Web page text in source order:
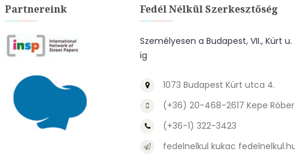
Partnereink Fedél Nélkül Szerkesztőség
Személyesen a Budapest, VII., Kürt
ig
1073 Budapest Kürt utca 4.
(+36) 20-468-2617 Kepe
(+36-1) 322-3423
fedelnelkul kukac